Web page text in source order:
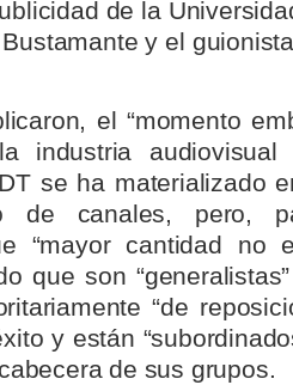
de la
y el
el “momento
industria audiovisual
se ha materializado
de canales, pero,
“mayor cantidad no
que son
“de
y están
de sus grupos.